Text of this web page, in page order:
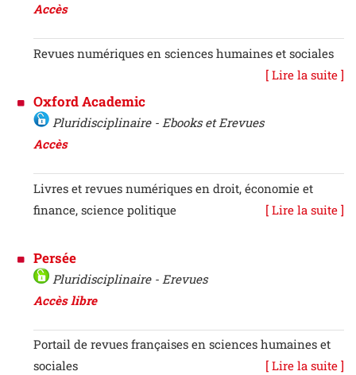
Accès
Revues numériques en sciences humaines et sociales
[ Lire la suite ]
Oxford Academic
Pluridisciplinaire - Ebooks et Erevues
Accès
Livres et revues numériques en droit, économie et
finance, science politique
[ Lire la suite ]
Persée
Pluridisciplinaire - Erevues
Accès libre
Portail de revues françaises en sciences humaines et
sociales
[ Lire la suite ]